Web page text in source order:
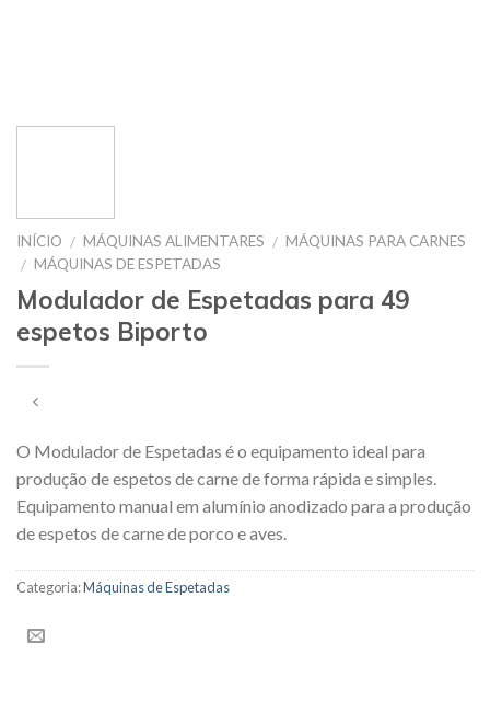
INÍCIO / MÁQUINAS ALIMENTARES / MÁQUINAS PARA CARNES
/ MÁQUINAS DE ESPETADAS
Modulador de Espetadas para 49
espetos Biporto
O Modulador de Espetadas é o equipamento ideal para
produção de espetos de carne de forma rápida e simples.
Equipamento manual em alumínio anodizado para a produção
de espetos de carne de porco e aves.
Categoria:Máquinas de Espetadas